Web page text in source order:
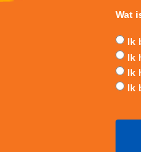
Wat
Ik
Ik
Ik
Ik